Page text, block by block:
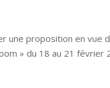
une proposition en vue
» du 18 au 21 février